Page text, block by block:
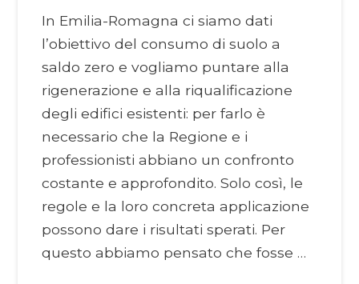
In Emilia-Romagna ci siamo dati
l’obiettivo del consumo di suolo a
saldo zero e vogliamo puntare alla
rigenerazione e alla riqualificazione
degli edifici esistenti: per farlo è
necessario che la Regione e i
professionisti abbiano un confronto
costante e approfondito. Solo così, le
regole e la loro concreta applicazione
possono dare i risultati sperati. Per
questo abbiamo pensato che fosse …